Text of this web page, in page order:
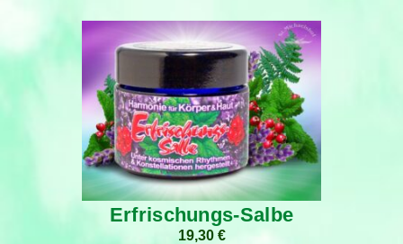
Erfrischungs-Salbe
19,30 €